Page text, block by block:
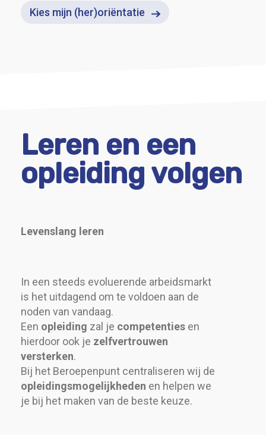
Kies mijn (her)oriëntatie
Leren en een
opleiding volgen
Levenslang leren
In een steeds evoluerende arbeidsmarkt
is het uitdagend om te voldoen aan de
noden van vandaag.
Een opleiding zal je competenties en
hierdoor ook je zelfvertrouwen
versterken.
Bij het Beroepenpunt centraliseren wij de
opleidingsmogelijkheden en helpen we
je bij het maken van de beste keuze.